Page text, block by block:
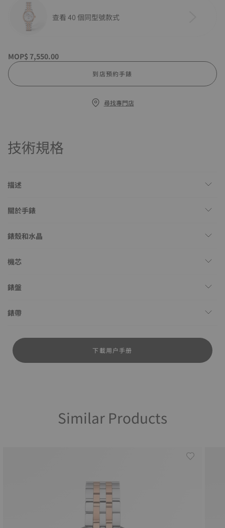
查看 40 個同型號款式
MOP$ 7,550.00
到店預約手錶
尋找專門店
技術規格
描述
關於手錶
錶殼和水晶
機芯
錶盤
錶帶
下載用户手册
Similar Products